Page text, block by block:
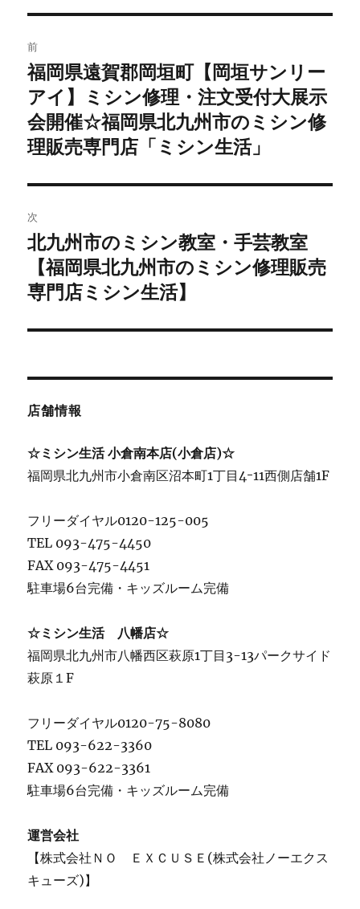
稿
ナ
ビ
シ
ョ
ン
前
前
の
投
稿:
福岡県遠賀郡岡垣町【岡垣サンリー
アイ】ミシン修理・注文受付大展示
会開催☆福岡県北九州市のミシン修
理販売専門店「ミシン生活」
次
次
投
北九州市のミシン教室・手芸教室
【福岡県北九州市のミシン修理販売
専門店ミシン生活】
店舗情報
☆ミシン生活 小倉南本店(小倉店)☆
福岡県北九州市小倉南区沼本町1丁目4ｰ11西側店舗1F
フリーダイヤル0120-125-005
TEL 093-475-4450
FAX 093-475-4451
駐車場6台完備・キッズルーム完備
☆ミシン生活 八幡店☆
福岡県北九州市八幡西区萩原1丁目3-13パークサイド
萩原１F
フリーダイヤル0120-75-8080
TEL 093-622-3360
FAX 093-622-3361
駐車場6台完備・キッズルーム完備
運営会社
【株式会社ＮＯ ＥＸＣＵＳＥ(株式会社ノーエクス
キューズ)】